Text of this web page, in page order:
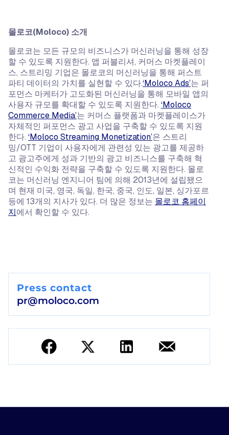
몰로코(Moloco) 소개
몰로코는 모든 규모의 비즈니스가 머신러닝을 통해 성장
할 수 있도록 지원한다. 앱 퍼블리셔, 커머스 마켓플레이
스, 스트리밍 기업은 몰로코의 머신러닝을 통해 퍼스트
파티 데이터의 가치를 실현할 수 있다.‘Moloco Ads’는 퍼
포먼스 마케터가 고도화된 머신러닝을 통해 모바일 앱의
사용자 규모를 확대할 수 있도록 지원한다. ‘Moloco
Commerce Media’는 커머스 플랫폼과 마켓플레이스가
자체적인 퍼포먼스 광고 사업을 구축할 수 있도록 지원
한다. ‘Moloco Streaming Monetization’은 스트리
밍/OTT 기업이 사용자에게 관련성 있는 광고를 제공하
고 광고주에게 성과 기반의 광고 비즈니스를 구축해 혁
신적인 수익화 전략을 구축할 수 있도록 지원한다. 몰로
코는 머신러닝 엔지니어 팀에 의해 2013년에 설립됐으
며 현재 미국, 영국, 독일, 한국, 중국, 인도, 일본, 싱가포르
등에 13개의 지사가 있다. 더 많은 정보는 몰로코 홈페이
지에서 확인할 수 있다.
Press contact
pr@moloco.com